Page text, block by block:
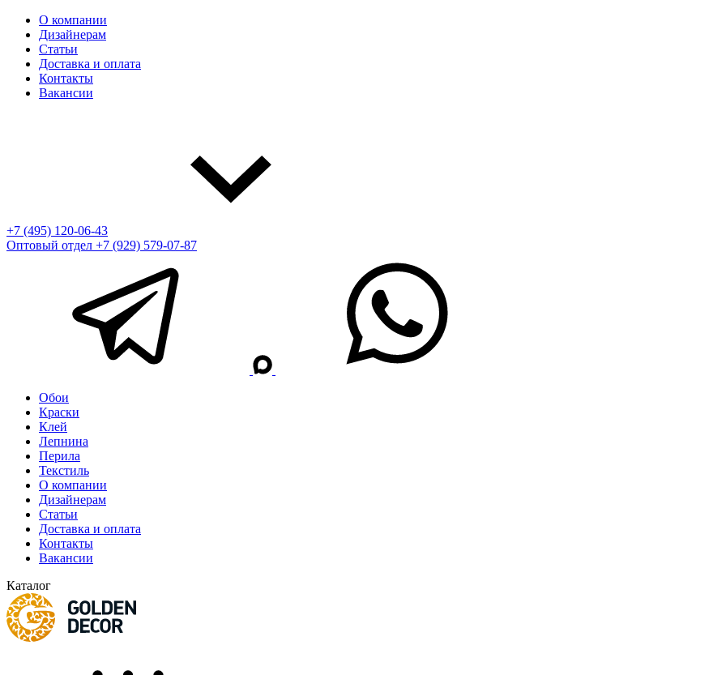
О компании
Дизайнерам
Статьи
Доставка и оплата
Контакты
Вакансии
+7 (495) 120-06-43
Оптовый отдел +7 (929) 579-07-87
Обои
Краски
Клей
Лепнина
Перила
Текстиль
О компании
Дизайнерам
Статьи
Доставка и оплата
Контакты
Вакансии
Каталог